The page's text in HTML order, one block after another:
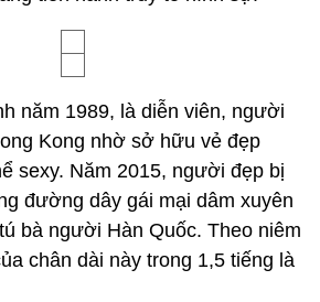
năm 1989, là diễn viên, người
Kong nhờ sở hữu vẻ đẹp
sexy. Năm 2015, người đẹp bị
đường dây gái mại dâm xuyên
bà người Hàn Quốc. Theo niêm
chân dài này trong 1,5 tiếng là